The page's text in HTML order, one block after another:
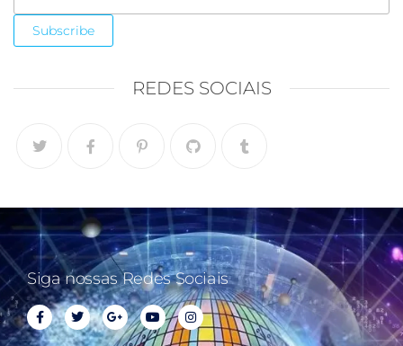
REDES SOCIAIS
Siga nossas Redes Sociais